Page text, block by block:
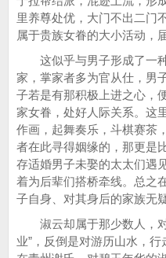
里养尊处优，大门不出二门
属于贵族女眷的大小活动，
这似乎与男子形成了一种
家，掌家者多为官从仕，男
子若是有那积极上进之心，
家女眷，处好人际关系。这
作画，起舞奏乐，斗棋赛茶
者在此寻得姻缘的，那更是
存适婚男子未娶的太太们遇
着为后辈们搭桥牵线。总之
子自身、对其身后的家族无
淑云却属于那少数人，对
业”，反倒是对游历山水，